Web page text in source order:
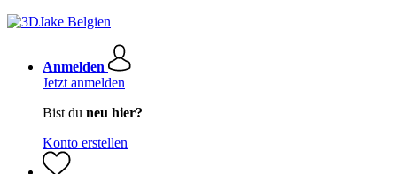
Anmelden
Jetzt anmelden
Bist du neu hier?
Konto erstellen